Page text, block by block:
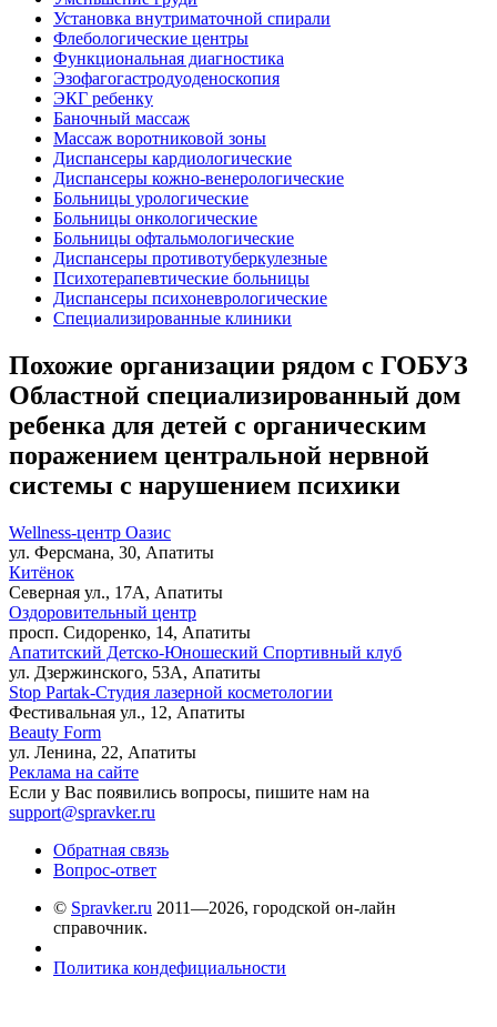
Установка внутриматочной спирали
Флебологические центры
Функциональная диагностика
Эзофагогастродуоденоскопия
ЭКГ ребенку
Баночный массаж
Массаж воротниковой зоны
Диспансеры кардиологические
Диспансеры кожно-венерологические
Больницы урологические
Больницы онкологические
Больницы офтальмологические
Диспансеры противотуберкулезные
Психотерапевтические больницы
Диспансеры психоневрологические
Специализированные клиники
Похожие организации рядом с ГОБУЗ
Областной специализированный дом
ребенка для детей с органическим
поражением центральной нервной
системы с нарушением психики
Wellness-центр Оазис
ул. Ферсмана, 30, Апатиты
Китёнок
Северная ул., 17А, Апатиты
Оздоровительный центр
просп. Сидоренко, 14, Апатиты
Апатитский Детско-Юношеский Спортивный клуб
ул. Дзержинского, 53А, Апатиты
Stop Partak-Студия лазерной косметологии
Фестивальная ул., 12, Апатиты
Beauty Form
ул. Ленина, 22, Апатиты
Реклама на сайте
Если у Вас появились вопросы, пишите нам на
support@spravker.ru
Обратная связь
Вопрос-ответ
© Spravker.ru 2011—2026, городской он-лайн
справочник.
Политика кондефициальности